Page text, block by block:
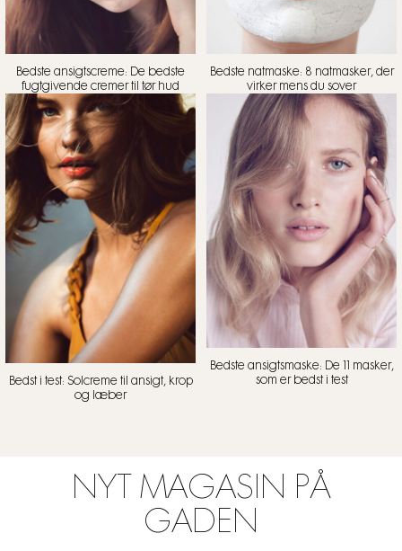
Bedste ansigtscreme: De bedste
fugtgivende cremer til tør hud
Bedste natmaske: 8 natmasker, der
virker mens du sover
Bedst i test: Solcreme til ansigt, krop
og læber
Bedste ansigtsmaske: De 11 masker,
som er bedst i test
NYT MAGASIN PÅ
GADEN